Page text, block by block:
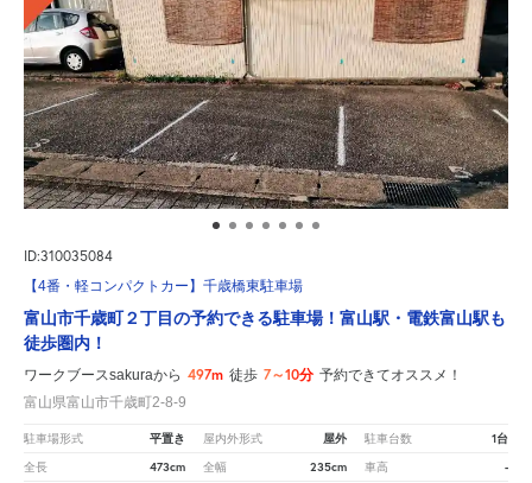
ID:310035084
【4番・軽コンパクトカー】千歳橋東駐車場
富山市千歳町２丁目の予約できる駐車場！富山駅・電鉄富山駅も
徒歩圏内！
ワークブースsakuraから 497m 徒歩 7～10分 予約できてオススメ！
富山県富山市千歳町2-8-9
駐車場形式 平置き 屋内外形式 屋外 駐車台数 1台
全長 473cm 全幅 235cm 車高 -